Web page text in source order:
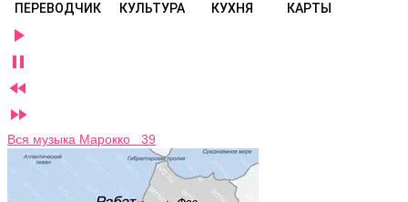
ПЕРЕВОДЧИК КУЛЬТУРА КУХНЯ КАРТЫ




Вся музыка Марокко 39